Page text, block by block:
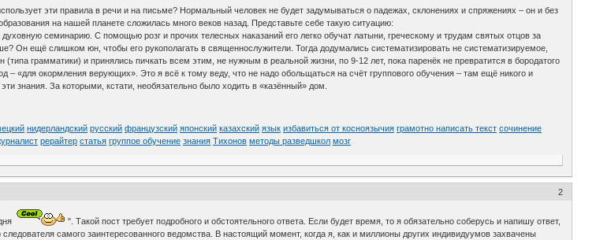
эти правила в речи и на письме? Нормальный человек не будет задумываться о падежах, склонениях и спряжениях – он и без
на нашей планете сложилась много веков назад. Представьте себе такую ситуацию:
семинарию. С помощью розг и прочих телесных наказаний его легко обучат латыни, греческому и трудам святых отцов за
Он ещё слишком юн, чтобы его рукополагать в священнослужители. Тогда додумались систематизировать не систематизируемое,
грамматики) и принялись пичкать всем этим, не нужным в реальной жизни, по 9-12 лет, пока паренёк не превратится в бородатого
– «для окормления верующих». Это я всё к тому веду, что не надо обольщаться на счёт группового обучения – там ещё никого и
знания. За которыми, кстати, необязательно было ходить в «казённый» дом.
нидерландский русский французский японский казахский язык избавиться от косноязычия грамотно написать текст сочинение
рерайтер статья группое обучение знания Тихонов методы разведшкол мозг
2
". Такой пост требует подробного и обстоятельного ответа. Если будет время, то я обязательно соберусь и напишу ответ,
самого заинтересованного ведомства. В настоящий момент, когда я, как и миллионы других индивидуумов захвачены